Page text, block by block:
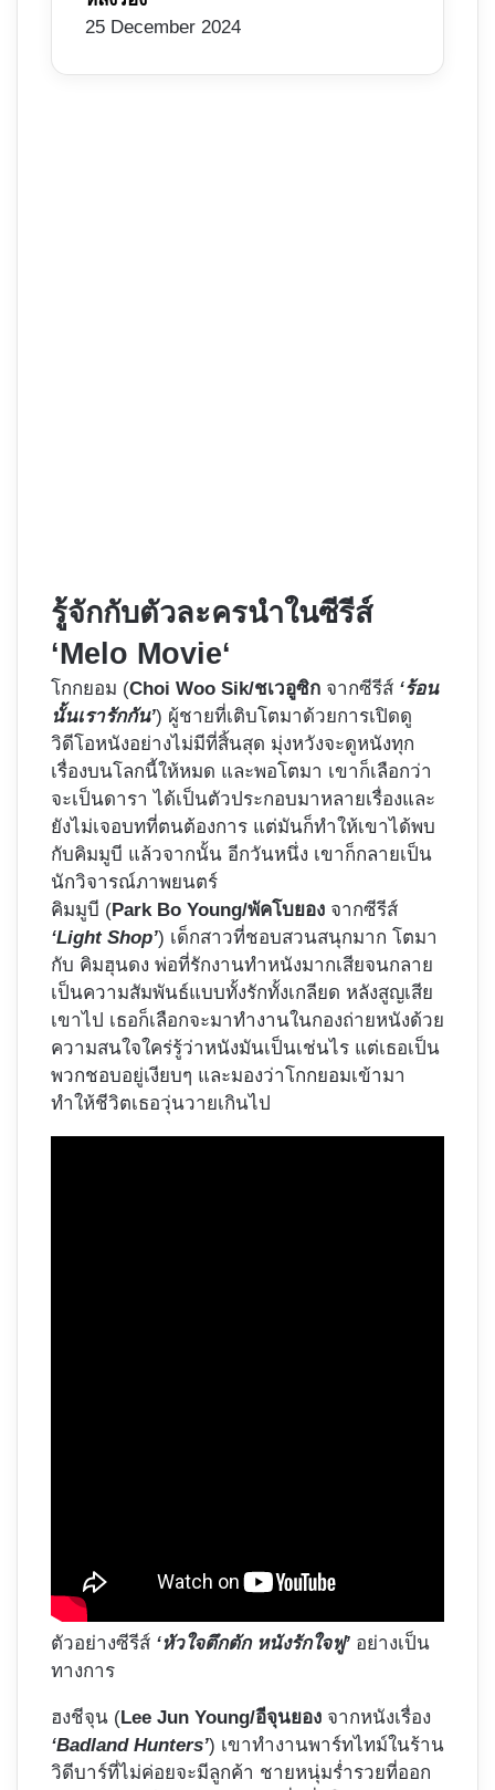
25 December 2024
รู้จักกับตัวละครนำในซีรีส์
‘Melo Movie‘
โกกยอม (Choi Woo Sik/ชเวอูซิก จากซีรีส์ ‘ร้อน
นั้นเรารักกัน’) ผู้ชายที่เติบโตมาด้วยการเปิดดู
วิดีโอหนังอย่างไม่มีที่สิ้นสุด มุ่งหวังจะดูหนังทุก
เรื่องบนโลกนี้ให้หมด และพอโตมา เขาก็เลือกว่า
จะเป็นดารา ได้เป็นตัวประกอบมาหลายเรื่องและ
ยังไม่เจอบทที่ตนต้องการ แต่มันก็ทำให้เขาได้พบ
กับคิมมูบี แล้วจากนั้น อีกวันหนึ่ง เขาก็กลายเป็น
นักวิจารณ์ภาพยนตร์
คิมมูบี (Park Bo Young/พัคโบยอง จากซีรีส์
‘Light Shop’) เด็กสาวที่ชอบสวนสนุกมาก โตมา
กับ คิมฮุนดง พ่อที่รักงานทำหนังมากเสียจนกลาย
เป็นความสัมพันธ์แบบทั้งรักทั้งเกลียด หลังสูญเสีย
เขาไป เธอก็เลือกจะมาทำงานในกองถ่ายหนังด้วย
ความสนใจใคร่รู้ว่าหนังมันเป็นเช่นไร แต่เธอเป็น
พวกชอบอยู่เงียบๆ และมองว่าโกกยอมเข้ามา
ทำให้ชีวิตเธอวุ่นวายเกินไป
ตัวอย่างซีรีส์ ‘หัวใจตึกตัก หนังรักใจฟู’ อย่างเป็น
ทางการ
ฮงชีจุน (Lee Jun Young/อีจุนยอง จากหนังเรื่อง
‘Badland Hunters’) เขาทำงานพาร์ทไทม์ในร้าน
วิดีบาร์ที่ไม่ค่อยจะมีลูกค้า ชายหนุ่มร่ำรวยที่ออก